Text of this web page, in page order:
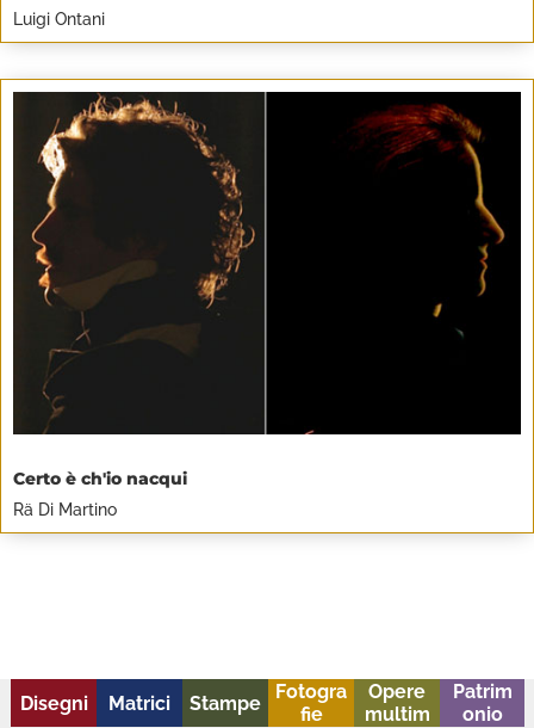
Luigi Ontani
Certo è ch'io nacqui
Rä Di Martino
Disegni Matrici Stampe
Fotogra
fie
Opere
multim
Patrim
onio